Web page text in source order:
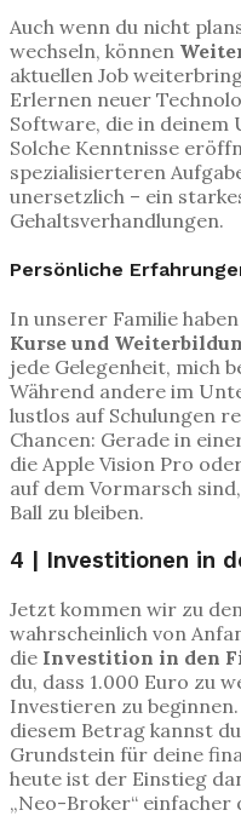
Auch wenn du nicht
wechseln, können
aktuellen Job
Erlernen neuer
Software, die in
Solche Kenntnisse
spezialisierteren
unersetzlich – ein
Gehaltsverhandlungen.
Persönliche
In unserer Familie
Kurse und
jede Gelegenheit, mich
Während andere im
lustlos auf Schulungen
Chancen: Gerade in
die Apple Vision Pro
auf dem Vormarsch
Ball zu bleiben.
4 | Investitionen in
Jetzt kommen wir zu
wahrscheinlich von
die Investition in den
du, dass 1.000 Euro zu
Investieren zu
diesem Betrag kannst
Grundstein für deine
heute ist der Einstieg
„Neo-Broker“ einfacher